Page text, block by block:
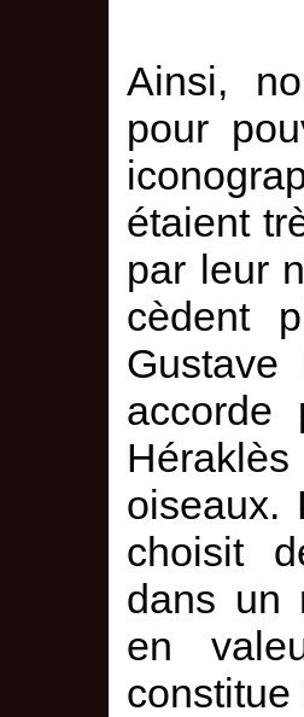
Ainsi,
pour
étaient
par leur
cèdent
accorde
oiseaux.
choisit
dans un
en
constitue